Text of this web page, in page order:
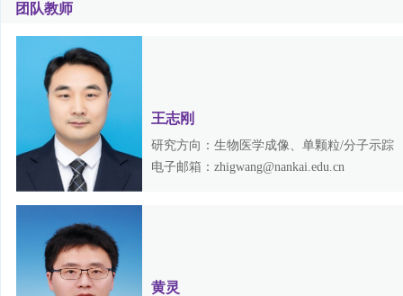
团队教师
王志刚
研究方向：生物医学成像、单颗粒/分子示踪
电子邮箱：zhigwang@nankai.edu.cn
黄灵